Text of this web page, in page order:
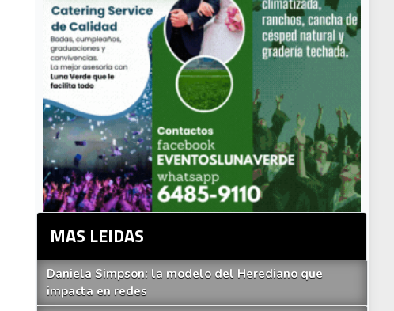
MAS LEIDAS
Daniela Simpson: la modelo del Herediano que
impacta en redes